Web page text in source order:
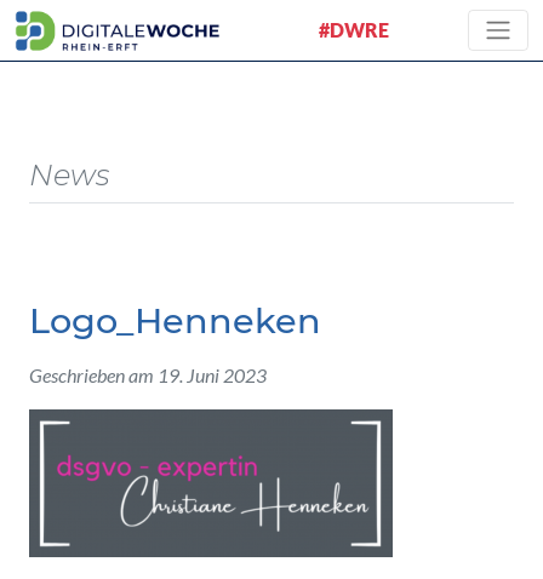
#DWRE
News
Logo_Henneken
Geschrieben am 19. Juni 2023